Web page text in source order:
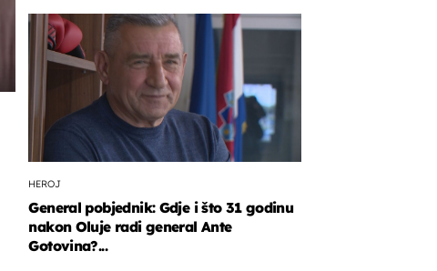
HEROJ
General pobjednik: Gdje i što 31 godinu
nakon Oluje radi general Ante
Gotovina?...